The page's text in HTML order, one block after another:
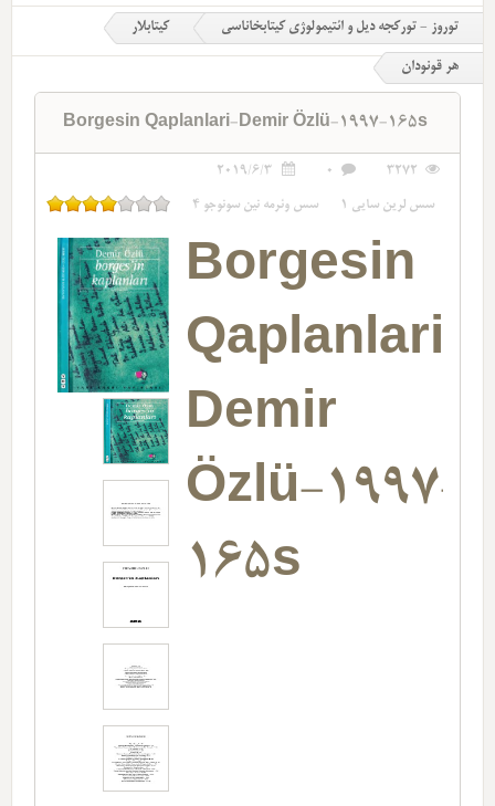
توروز - تورکجه دیل و ائتیمولوژی کیتابخاناسی کیتابلار
هر قونودان
Borgesin Qaplanlari-Demir Özlü-1997-165s
3272
0
2019/6/3
سس لرین سایی 1 سس وئرمه نین سونوجو 4
Borgesin
Qaplanlari-
Demir
Özlü-1997-
165s